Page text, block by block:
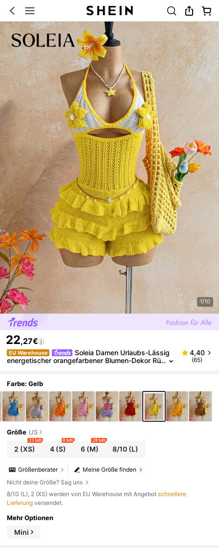
1/10
22,27€
EU Warehouse
Soleia Damen Urlaubs-Lässig
energetischer orangefarbener Blumen-Dekor Rü
rand, Sommer, Musikfestival-Outfit, vielseitig für all
e Jahreszeiten, täglicher Arbeitsweg
4,40
(65)
Farbe: Gelb
Größe US
2 (XS)
23 left
4(S)
8 left
6(M)
20 left
8/10 (L)
Meine Größe finden
Größenberater
Nicht deine Größe? Sag uns
​8/10 (L), 2 (XS) werden von EU Warehouse mit Angebotschnellere
Lieferung versendet.
Mehr Optionen
Mini